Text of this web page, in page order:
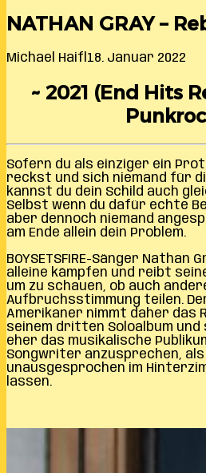
NATHAN GRAY –
Michael Haifl 18. Januar 2022
~ 2021 (End Hits
Sofern du als einziger ein
reckst und sich niemand für
kannst du dein Schild auch
Selbst wenn du dafür echte
aber dennoch niemand
am Ende allein dein Problem.
BOYSETSFIRE-Sänger Nathan
alleine kämpfen und reibt
um zu schauen, ob auch
Aufbruchsstimmung teilen.
Amerikaner nimmt daher das
seinem dritten Soloalbum und
eher das musikalische
Songwriter anzusprechen, als
unausgesprochen im
lassen.